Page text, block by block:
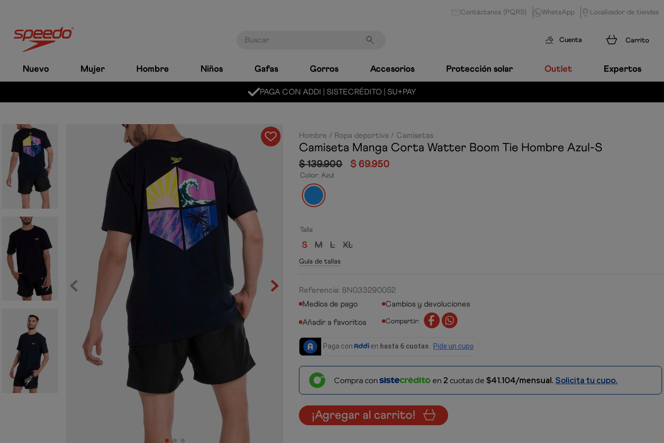
Contáctanos (PQRS) WhatsApp Localizador de tiendas
Cuenta
Nuevo Mujer Hombre Niños Gafas Gorros Accesorios Protección solar Outlet Expertos
MARCA LÍDER MUNDIAL EN NATACIÓN
Hombre Ropa deportiva Camisetas
Camiseta Manga Corta Watter Boom Tie Hombre Azul-S
$ 139.900 $ 69.950
Color: Azul
Talla
S M L XL
Guía de tallas
Referencia: 8N033290052
Medios de pago
Cambios y devoluciones
Compartir:
Compra con en 2 cuotas de $41.104/mensual. Solicita tu cupo.
¡Agregar al carrito!